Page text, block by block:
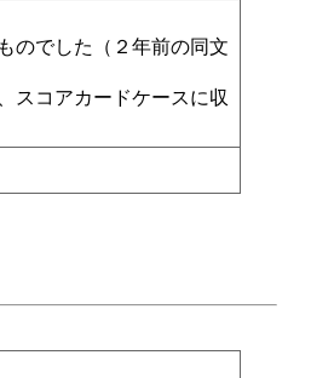
のでした（２年前の同文
スコアカードケースに収